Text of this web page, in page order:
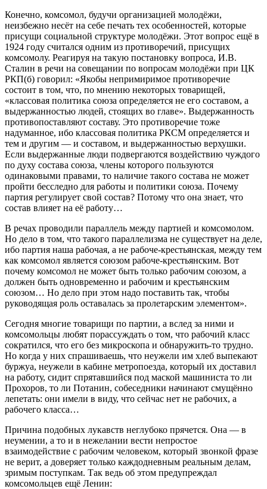
Конечно, комсомол, будучи организацией молодёжи,
неизбежно несёт на себе печать тех особенностей, которые
присущи социальной структуре молодёжи. Этот вопрос ещё в
1924 году считался одним из противоречий, присущих
комсомолу. Реагируя на такую постановку вопроса, И.В.
Сталин в речи на совещании по вопросам молодёжи при ЦК
РКП(б) говорил: «Якобы непримиримое противоречие
состоит в том, что, по мнению некоторых товарищей,
«классовая политика союза определяется не его составом, а
выдержанностью людей, стоящих во главе». Выдержанность
противопоставляют составу. Это противоречие тоже
надуманное, ибо классовая политика РКСМ определяется и
тем и другим — и составом, и выдержанностью верхушки.
Если выдержанные люди подвергаются воздействию чуждого
по духу состава союза, члены которого пользуются
одинаковыми правами, то наличие такого состава не может
пройти бесследно для работы и политики союза. Почему
партия регулирует свой состав? Потому что она знает, что
состав влияет на её работу…
В речах проводили параллель между партией и комсомолом.
Но дело в том, что такого параллелизма не существует на деле,
ибо партия наша рабочая, а не рабоче-крестьянская, между тем
как комсомол является союзом рабоче-крестьянским. Вот
почему комсомол не может быть только рабочим союзом, а
должен быть одновременно и рабочим и крестьянским
союзом… Но дело при этом надо поставить так, чтобы
руководящая роль оставалась за пролетарским элементом».
Сегодня многие товарищи по партии, а вслед за ними и
комсомольцы любят порассуждать о том, что рабочий класс
сократился, что его без микроскопа и обнаружить-то трудно.
Но когда у них спрашиваешь, что неужели им хлеб выпекают
буржуа, неужели в кабине метропоезда, который их доставил
на работу, сидит спрятавшийся под маской машиниста то ли
Прохоров, то ли Потанин, собеседники начинают смущённо
лепетать: они имели в виду, что сейчас нет не рабочих, а
рабочего класса…
Причина подобных лукавств неглубоко прячется. Она — в
неумении, а то и в нежелании вести непростое
взаимодействие с рабочим человеком, который звонкой фразе
не верит, а доверяет только каждодневным реальным делам,
зримым поступкам. Так ведь об этом предупреждал
комсомольцев ещё Ленин: